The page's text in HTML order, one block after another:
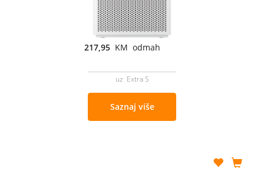
217,95 KM odmah
uz Extra S
Saznaj više